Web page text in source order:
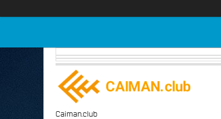
Caiman.club